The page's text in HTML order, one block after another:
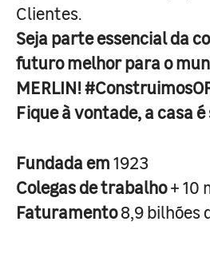
Clientes.
Seja parte essencial da
futuro melhor para o
MERLIN!
Fique à vontade, a casa é
Fundada em1923
Colegas de trabalho+ 10
Faturamento8,9 bilhões